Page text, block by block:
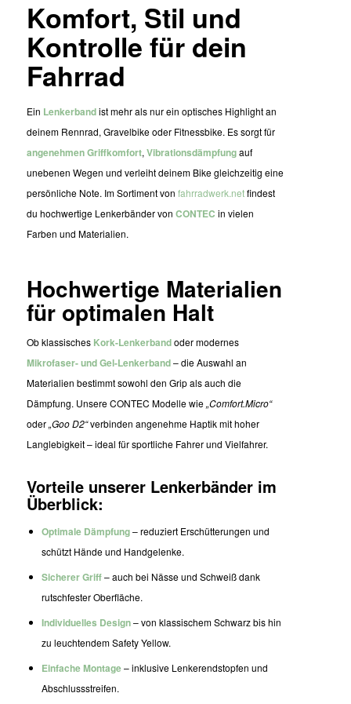
Komfort, Stil und
Kontrolle für dein
Fahrrad
Ein Lenkerbandist mehr als nur ein optisches Highlight an
deinem Rennrad, Gravelbike oder Fitnessbike. Es sorgt für
angenehmen Griffkomfort, Vibrationsdämpfungauf
unebenen Wegen und verleiht deinem Bike gleichzeitig eine
persönliche Note. Im Sortiment von fahrradwerk.netfindest
du hochwertige Lenkerbänder von CONTEC in vielen
Farben und Materialien.
Hochwertige Materialien
für optimalen Halt
Ob klassisches Kork-Lenkerbandoder modernes
Mikrofaser- und Gel-Lenkerband– die Auswahl an
Materialien bestimmt sowohl den Grip als auch die
Dämpfung. Unsere CONTEC Modelle wie„Comfort.Micro“
oder„Goo D2“verbinden angenehme Haptik mit hoher
Langlebigkeit – ideal für sportliche Fahrer und Vielfahrer.
Vorteile unserer Lenkerbänder im
Überblick:
Optimale Dämpfung– reduziert Erschütterungen und
schützt Hände und Handgelenke.
Sicherer Griff– auch bei Nässe und Schweiß dank
rutschfester Oberfläche.
Individuelles Design– von klassischem Schwarz bis hin
zu leuchtendem Safety Yellow.
Einfache Montage– inklusive Lenkerendstopfen und
Abschlussstreifen.